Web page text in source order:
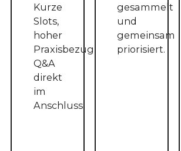
Kurze
Slots,
hoher
Praxisbezug,
Q&A
direkt
im
Anschluss.
gesammelt
und
gemeinsam
priorisiert.